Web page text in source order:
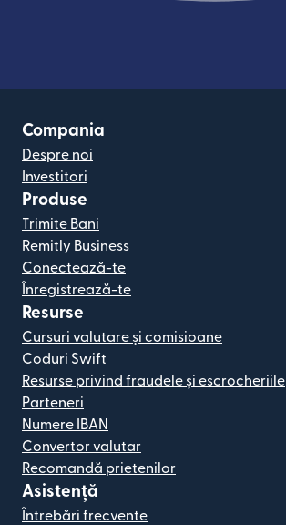
Compania
Despre noi
Investitori
Produse
Trimite Bani
Remitly Business
Conectează-te
Înregistrează-te
Resurse
Cursuri valutare și comisioane
Coduri Swift
Resurse privind fraudele și escrocheriile
Parteneri
Numere IBAN
Convertor valutar
Recomandă prietenilor
Asistență
Întrebări frecvente